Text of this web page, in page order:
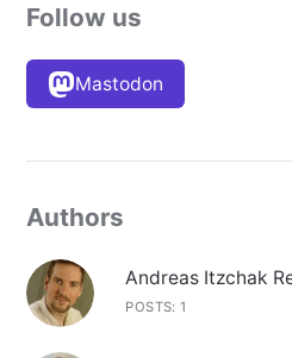
Follow us
Mastodon
Authors
Andreas Itzchak
POSTS: 1